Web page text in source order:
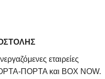
εταιρείες
ΠΟΡΤΑ και BOX NOW.